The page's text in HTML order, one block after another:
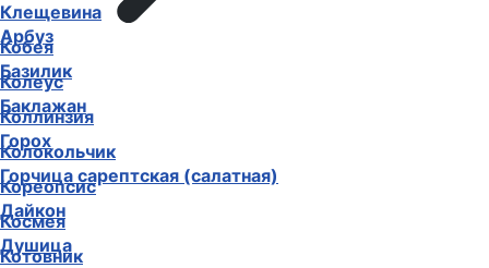
Клещевина
Кобея
Колеус
Коллинзия
Колокольчик
Кореопсис
Космея
Котовник
Арбуз
Базилик
Баклажан
Горох
Горчица сарептская (салатная)
Дайкон
Душица